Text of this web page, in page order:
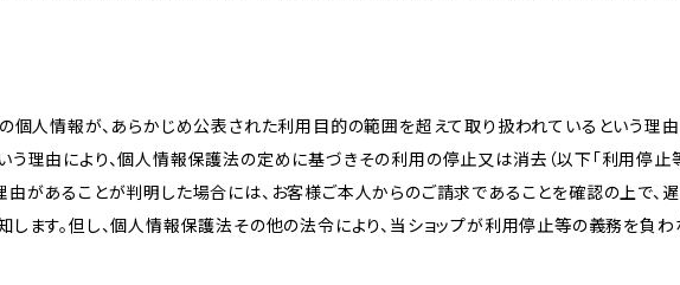
の個人情報が、あらかじめ公表された利用目的の範囲を超えて取り扱われているという理
理由により、個人情報保護法の定めに基づきその利用の停止又は消去（以下「利用停止等
由があることが判明した場合には、お客様ご本人からのご請求であることを確認の上で、
します。但し、個人情報保護法その他の法令により、当ショップが利用停止等の義務を負